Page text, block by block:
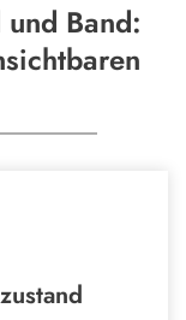
Band: